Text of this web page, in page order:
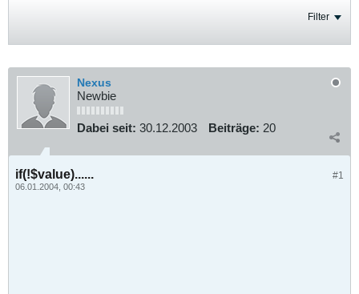
Filter
Nexus
Newbie
Dabei seit: 30.12.2003 Beiträge: 20
#1
if(!$value)......
06.01.2004, 00:43